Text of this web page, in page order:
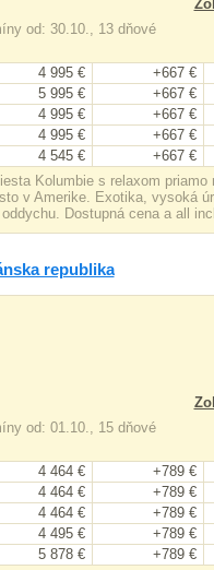
od: 30.10., 13 dňové
4 995 € +667 €
5 995 € +667 €
4 995 € +667 €
4 995 € +667 €
4 545 € +667 €
Kolumbie s relaxom
v Amerike. Exotika, vysoká
Dostupná cena a all
republika
od: 01.10., 15 dňové
4 464 € +789 €
4 464 € +789 €
4 464 € +789 €
4 495 € +789 €
5 878 € +789 €